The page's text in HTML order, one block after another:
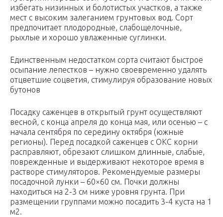
избегать низинных и болотистых участков, а также
мест с высоким залеганием грунтовых вод. Сорт
предпочитает плодородные, слабощелочные,
рыхлые и хорошо увлаженные суглинки.
Единственным недостатком сорта считают быстрое
осыпание лепестков – нужно своевременно удалять
отцветшие соцветия, стимулируя образование новых
бутонов
Посадку саженцев в открытый грунт осуществляют
весной, с конца апреля до конца мая, или осенью – с
начала сентября по середину октября (южные
регионы). Перед посадкой саженцев с ОКС корни
расправляют, обрезают слишком длинные, слабые,
поврежденные и выдерживают некоторое время в
растворе стимуляторов. Рекомендуемые размеры
посадочной лунки – 60×60 см. Почки должны
находиться на 2-3 см ниже уровня грунта. При
размещении группами можно посадить 3-4 куста на 1
м2.